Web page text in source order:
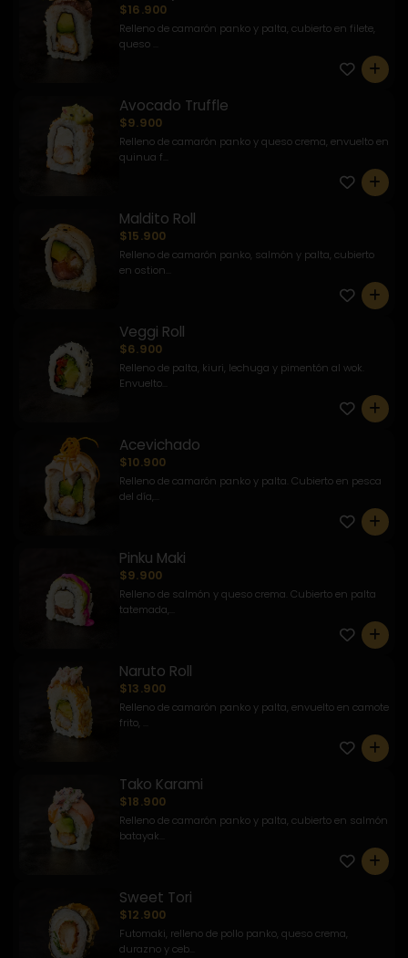
$16.900
Relleno de camarón panko y palta, cubierto en filete,
queso ...
0
Avocado Truffle
$9.900
Relleno de camarón panko y queso crema, envuelto en
quinua f...
0
Maldito Roll
$15.900
Relleno de camarón panko, salmón y palta, cubierto
en ostion...
0
Veggi Roll
$6.900
Relleno de palta, kiuri, lechuga y pimentón al wok.
Envuelto...
0
Acevichado
$10.900
Relleno de camarón panko y palta. Cubierto en pesca
del día,...
0
Pinku Maki
$9.900
Relleno de salmón y queso crema. Cubierto en palta
tatemada,...
0
Naruto Roll
$13.900
Relleno de camarón panko y palta, envuelto en camote
frito, ...
0
Tako Karami
$18.900
Relleno de camarón panko y palta, cubierto en salmón
batayak...
0
Sweet Tori
$12.900
Futomaki, relleno de pollo panko, queso crema,
durazno y ceb...